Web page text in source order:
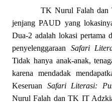
TK Nurul Falah dan
jenjang PAUD yang
Dua-2 adalah lokasi pertama
penyelenggaraan Safari
Tidak hanya anak-anak,
karena mendadak
Keseruan Safari Literasi:
Nurul Falah dan TK IT